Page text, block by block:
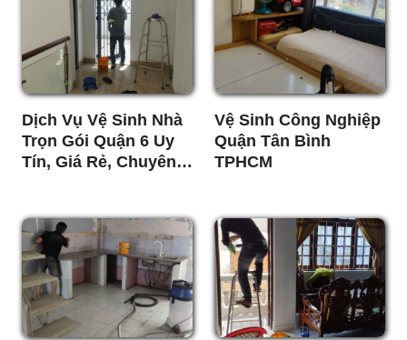
Dịch Vụ Vệ Sinh Nhà
Trọn Gói Quận 6 Uy
Tín, Giá Rẻ, Chuyên
Vệ Sinh Công Nghiệp
Quận Tân Bình
TPHCM